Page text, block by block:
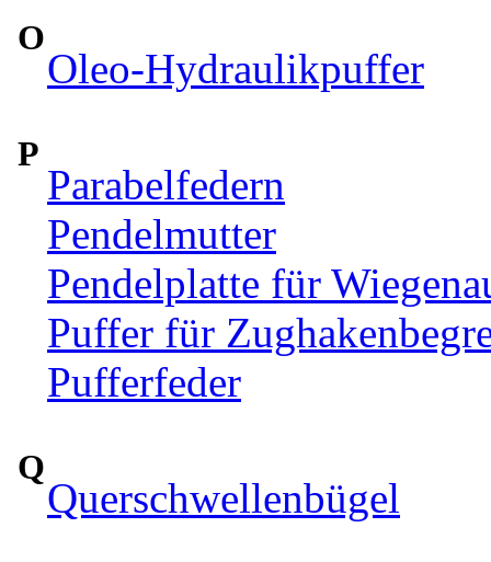
O
Oleo-Hydraulikpuffer
P
Parabelfedern
Pendelmutter
Pendelplatte für
Puffer für
Pufferfeder
Q
Querschwellenbügel